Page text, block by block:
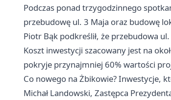
Podczas ponad trzygodzinnego
przebudowę ul. 3 Maja oraz budowę
Piotr Bąk podkreślił, że przebudowa
Koszt inwestycji szacowany jest na
pokryje przynajmniej 60% wartości
Co nowego na Żbikowie? Inwestycje,
Michał Landowski, Zastępca